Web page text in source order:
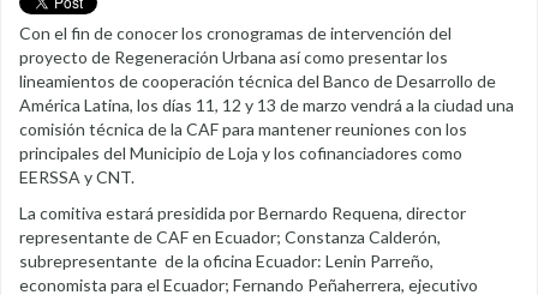
Con el fin de conocer los cronogramas de intervención del
proyecto de Regeneración Urbana así como presentar los
lineamientos de cooperación técnica del Banco de Desarrollo de
América Latina, los días 11, 12 y 13 de marzo vendrá a la ciudad una
comisión técnica de la CAF para mantener reuniones con los
principales del Municipio de Loja y los cofinanciadores como
EERSSA y CNT.
La comitiva estará presidida por Bernardo Requena, director
representante de CAF en Ecuador; Constanza Calderón,
subrepresentante de la oficina Ecuador: Lenin Parreño,
economista para el Ecuador; Fernando Peñaherrera, ejecutivo